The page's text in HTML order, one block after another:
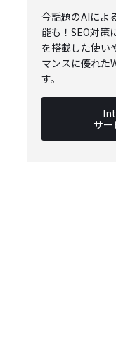
今話題のAIによ
能も！SEO対策
を搭載した使い
マンスに優れた
す。
サ